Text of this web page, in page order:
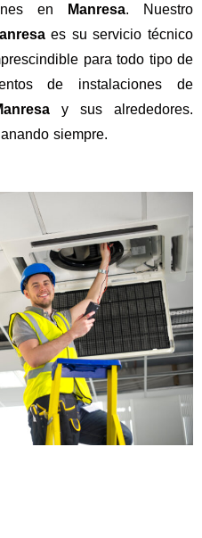
en
Manresa. Nuestro
es su servicio técnico
para todo tipo de
de instalaciones de
y sus alrededores.
siempre.